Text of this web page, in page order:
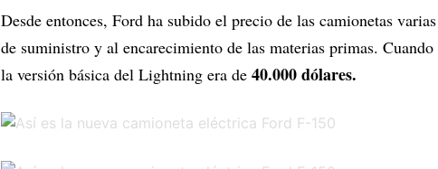
Desde entonces, Ford ha subido el precio de las camionetas
de suministro y al encarecimiento de las materias primas.
la versión básica del Lightning era de 40.000 dólares.